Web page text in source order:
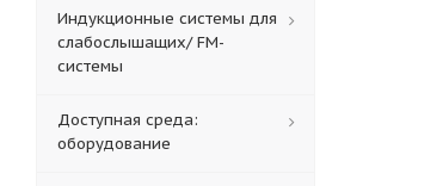
Индукционные системы для
слабослышащих/ FM-
системы
Доступная среда:
оборудование